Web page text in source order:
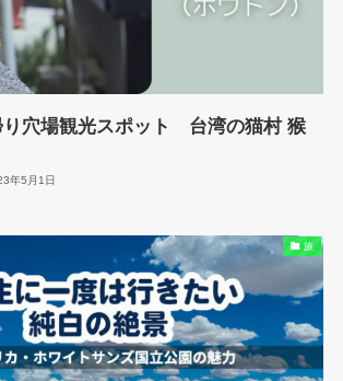
り穴場観光スポット 台湾の猫村 猴
年5月1日
旅